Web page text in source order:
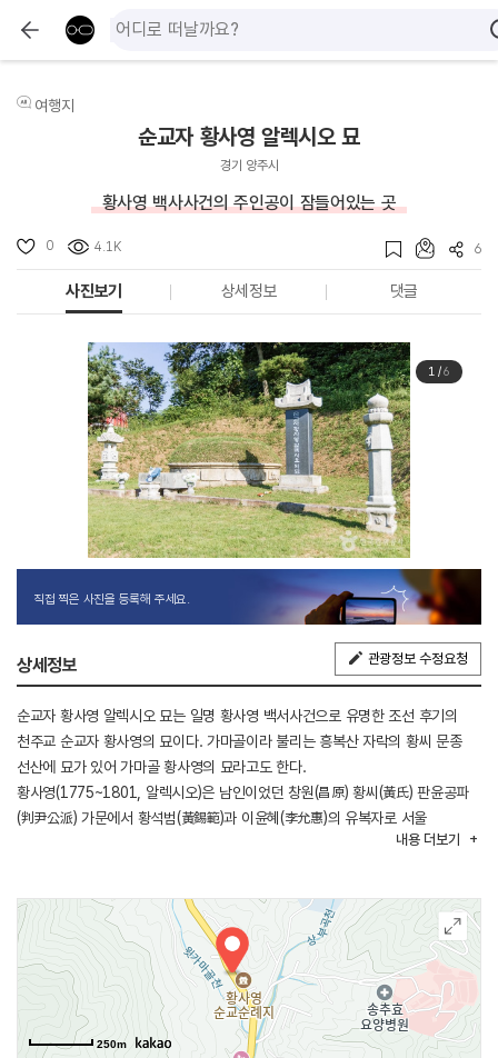
여행지
순교자 황사영 알렉시오 묘
경기 양주시
황사영 백사사건의 주인공이 잠들어있는 곳
0 4.1K 6
사진보기 상세정보 댓글
1/6
직접 찍은 사진을 등록해 주세요.
상세정보 관광정보 수정요청
순교자 황사영 알렉시오 묘는 일명 황사영 백서사건으로 유명한 조선 후기의
천주교 순교자 황사영의 묘이다. 가마골이라 불리는 흥복산 자락의 황씨 문종
선산에 묘가 있어 가마골 황사영의 묘라고도 한다.
황사영(1775~1801, 알렉시오)은 남인이었던 창원(昌原) 황씨(黃氏) 판윤공파
(判尹公派) 가문에서 황석범(黃錫範)과 이윤혜(李允惠)의 유복자로 서울
아현에서 태어났다. 그는 정명련(일명 난주) 마리아와 혼인하였다. 이는 그가
이승훈(李承薰) 베드로 등에게서 천주 교리를 배워 입교하였다. 입교 이후
황사영은 임금이 약속했던 관직도 버리고 밤낮으로 교리를 연구하였으며,
정약종, 홍낙민(洪樂敏) 등과 함께 토론하면서 신앙을 키워나갔다.
1795년, 20세가 된 황사영은 최인길(崔仁吉)의 집에서 주문모 신부를 만나
신앙을 고백하고 알렉시오라는 세례명으로 세례를 받았다. 세례를 받은 이후
황사영은 있는 힘을 다하여 주문모 신부의 성직 수행과 다른 온갖 일들을
도왔다. 그는 자신의 삶을 온전히 진리의 증거를 위해 투신하며 교회를 위해
내용 더보기
250m